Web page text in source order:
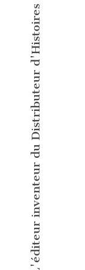
L'éditeur inventeur du Distributeur d'Histoires Courtes !